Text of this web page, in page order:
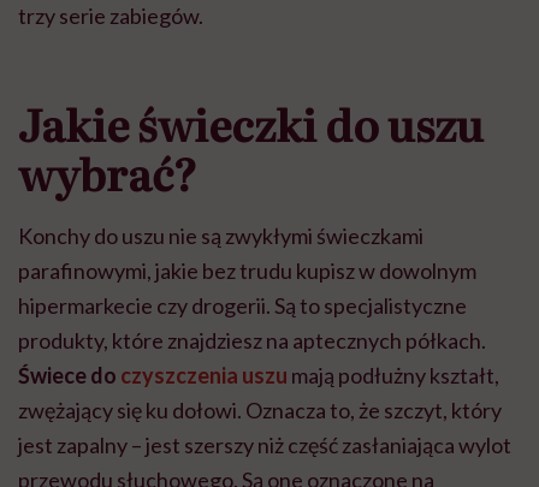
trzy serie zabiegów.
Jakie świeczki do uszu
wybrać?
Konchy do uszu nie są zwykłymi świeczkami
parafinowymi, jakie bez trudu kupisz w dowolnym
hipermarkecie czy drogerii. Są to specjalistyczne
produkty, które znajdziesz na aptecznych półkach.
Świece do czyszczenia uszu mają podłużny kształt,
zwężający się ku dołowi. Oznacza to, że szczyt, który
jest zapalny – jest szerszy niż część zasłaniająca wylot
przewodu słuchowego.Są one oznaczone na